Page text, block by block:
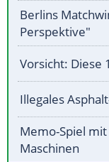
Berlins
Perspektive"
Vorsicht: Diese
Illegales
Memo-Spiel
Maschinen